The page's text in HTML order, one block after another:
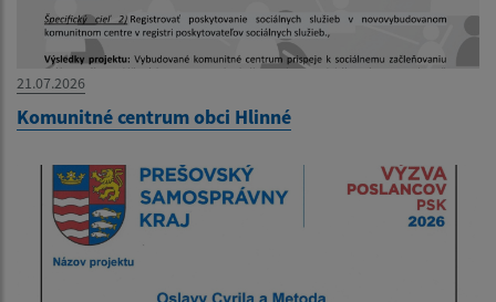
21.07.2026
Komunitné centrum obci Hlinné